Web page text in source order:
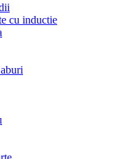
cu inductie